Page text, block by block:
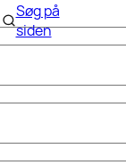
Søg på
siden